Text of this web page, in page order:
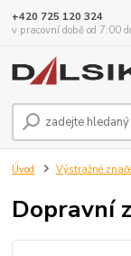
+420 725 120 324
v pracovní době od 7:00
Úvod Výstražné
Dopravní